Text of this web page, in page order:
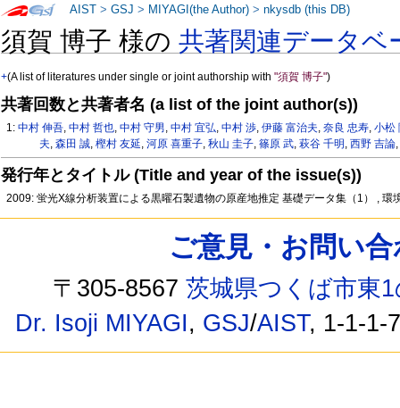
須賀 博子 様の共著関連データベ
+(A list of literatures under single or joint authorship with"須賀 博子")
共著回数と共著者名 (a list of the joint author(s))
1:中村 伸吾,中村 哲也,中村 守男,中村 宜弘,中村 渉,伊藤 富治夫,奈良 忠寿,小松
夫, 森田 誠, 樫村 友延, 河原 喜重子, 秋山 圭子, 篠原 武, 萩谷 千明 , 西野 吉論,
発行年とタイトル (Title and year of the issue(s))
2009: 蛍光X線分析装置による黒曜石製遺物の原産地推定 基礎データ集（1） , 環
AIST >GSJ > MIYAGI(the Author) >nkysdb (this DB)
ご意見・お問い
〒305-8567茨城県つくば市東
Dr. Isoji MIYAGI, GSJ/AIST, 1-1-1-